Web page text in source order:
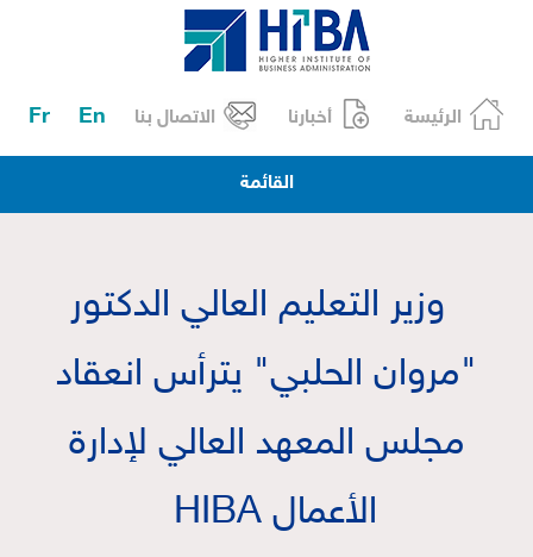
الرئيسة أخبارنا الاتصال بنا En
Fr
القائمة
وزير التعليم العالي الدكتور
"مروان الحلبي" يترأس انعقاد
مجلس المعهد العالي لإدارة
الأعمال HIBA